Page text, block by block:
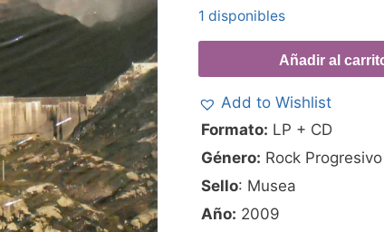
1 disponibles
Añadir al
Add to Wishlist
Formato: LP + CD
Género: Rock Progresivo
Sello: Musea
Año: 2009